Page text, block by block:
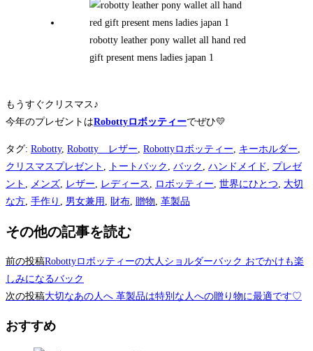
robotty leather pony wallet all hand red
gift present mens ladies japan 1
もうすぐクリスマス♪
今年のプレゼントはRobottyロボッティーでぜひ💛
タグ: Robotty, Robotty レザー, Robottyロボッティー, キーホルダー,
クリスマスプレゼント , トートバック , バック , ハンドメイド , プレゼ
ント , メンズ, レザー, レディース , ロボッティー, 世界にひとつ, 大切
な方, 手作り , 男女兼用 , 財布, 贈物, 革製品
その他の記事を読む
前の投稿Robottyロボッティーの大人ショルダーバック おでかけも楽
しみになるバック
次の投稿大切なあの人へ 革製品は特別な人への贈り物に最適です♡
おすすめ